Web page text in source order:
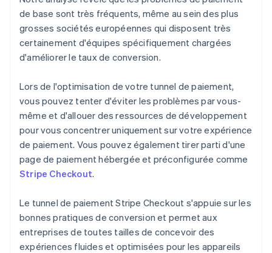
de base sont très fréquents, même au sein des plus
grosses sociétés européennes qui disposent très
certainement d'équipes spécifiquement chargées
d'améliorer le taux de conversion.
Lors de l'optimisation de votre tunnel de paiement,
vous pouvez tenter d'éviter les problèmes par vous-
même et d'allouer des ressources de développement
pour vous concentrer uniquement sur votre expérience
de paiement. Vous pouvez également tirer parti d'une
page de paiement hébergée et préconfigurée comme
Stripe Checkout.
Le tunnel de paiement Stripe Checkout s'appuie sur les
bonnes pratiques de conversion et permet aux
entreprises de toutes tailles de concevoir des
expériences fluides et optimisées pour les appareils